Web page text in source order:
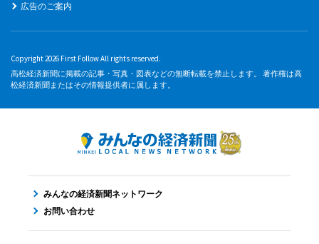
広告のご案内
Copyright 2026 First Follow All rights reserved.
高松経済新聞に掲載の記事・写真・図表などの無断転載を禁止します。 著作権は高
松経済新聞またはその情報提供者に属します。
みんなの経済新聞ネットワーク
お問い合わせ